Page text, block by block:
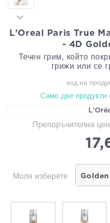
L'Oreal Paris True
- 4D
Течен грим, който
грижи или се
код на
Само две продукти
Препоръчителна
Моля изберете